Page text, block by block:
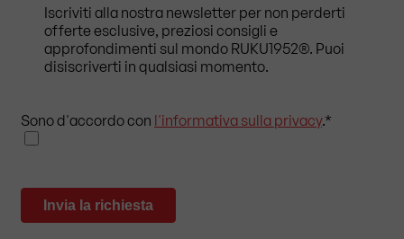
Iscriviti alla nostra newsletter per non perderti
offerte esclusive, preziosi consigli e
approfondimenti sul mondo RUKU1952®. Puoi
disiscriverti in qualsiasi momento.
Sono d'accordo con l'informativa sulla privacy.*
Invia la richiesta